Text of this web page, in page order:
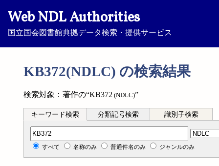
Web NDL Authorities
国立国会図書館典拠データ検索・提供サービス
KB372(NDLC) の検索結果
検索対象：著作の“KB372 (NDLC)”
キーワード検索 分類記号検索 識別子検索
分類記号検索
すべて 名称のみ 普通件名のみ ジャンルのみ